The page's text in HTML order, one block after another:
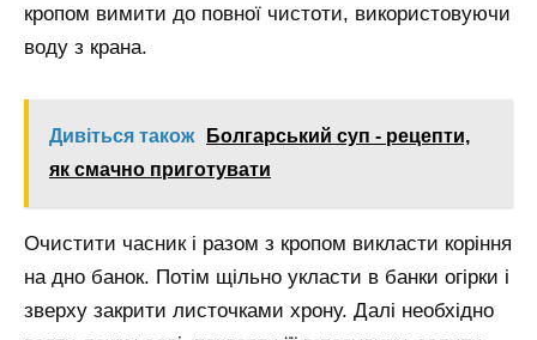
кропом вимити до повної чистоти, використовуючи
воду з крана.
Дивіться також
Болгарський суп - рецепти,
як смачно приготувати
Очистити часник і разом з кропом викласти коріння
на дно банок. Потім щільно укласти в банки огірки і
зверху закрити листочками хрону. Далі необхідно